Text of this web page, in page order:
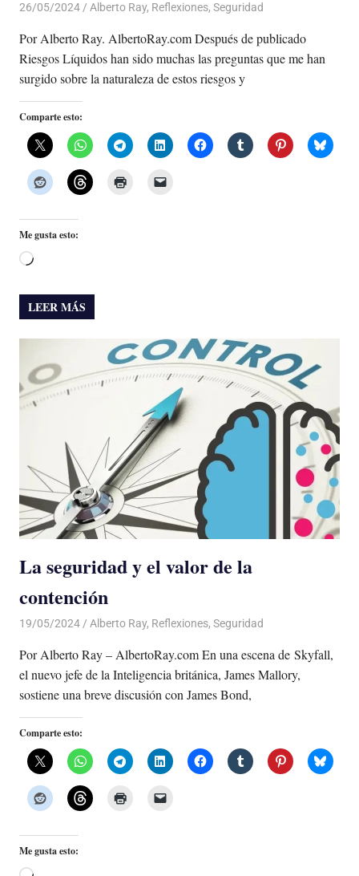
26/05/2024 De todo un Poco
Alberto Ray, Reflexiones, Seguridad
Por Alberto Ray. AlbertoRay.com Después de publicado
Riesgos Líquidos han sido muchas las preguntas que me han
surgido sobre la naturaleza de estos riesgos y
Comparte esto:
Me gusta esto:
Cargando...
LEER MÁS
La seguridad y el valor de la
contención
19/05/2024 De todo un Poco
Alberto Ray, Reflexiones, Seguridad
Por Alberto Ray – AlbertoRay.com En una escena de Skyfall,
el nuevo jefe de la Inteligencia británica, James Mallory,
sostiene una breve discusión con James Bond,
Comparte esto:
Me gusta esto: